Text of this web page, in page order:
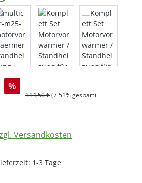
%
Regulärer Preis:
114,50 €(7.51% gespart)
Versandkosten
1-3 Tage